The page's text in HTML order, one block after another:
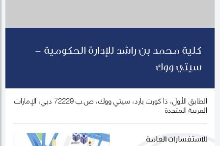
كلية محمد بن راشد للإدارة الحكومية -
سيتي ووك
الطابق الأول، ذا كورت يارد، سيتي ووك، ص.ب 72229 دبي، الإمارات
العربية المتحدة
للاستفسارات العامة